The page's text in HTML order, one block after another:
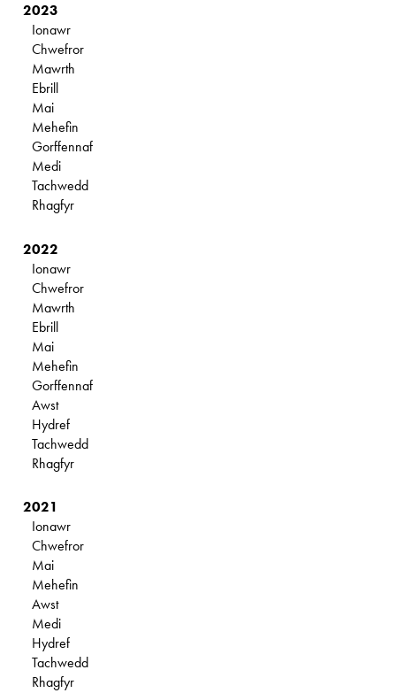
2023
Ionawr
Chwefror
Mawrth
Ebrill
Mai
Mehefin
Gorffennaf
Medi
Tachwedd
Rhagfyr
2022
Ionawr
Chwefror
Mawrth
Ebrill
Mai
Mehefin
Gorffennaf
Awst
Hydref
Tachwedd
Rhagfyr
2021
Ionawr
Chwefror
Mai
Mehefin
Awst
Medi
Hydref
Tachwedd
Rhagfyr